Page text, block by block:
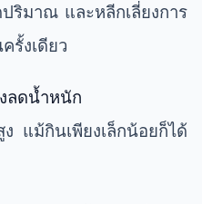
ริมาณ และหลีกเลี่ยงการ
รั้งเดียว
ลดน้ำหนัก
แม้กินเพียงเล็กน้อยก็ได้